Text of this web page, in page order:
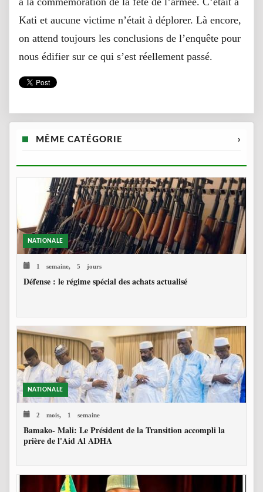
Kati et aucune victime n’était à déplorer. Là encore,
on attend toujours les conclusions de l’enquête pour
nous édifier sur ce qui s’est réellement passé.
MÊME CATÉGORIE ›
NATIONALE
1 semaine, 5 jours
Défense : le régime spécial des achats actualisé
NATIONALE
2 mois, 1 semaine
Bamako- Mali: Le Président de la Transition accompli la
prière de l'Aid Al ADHA